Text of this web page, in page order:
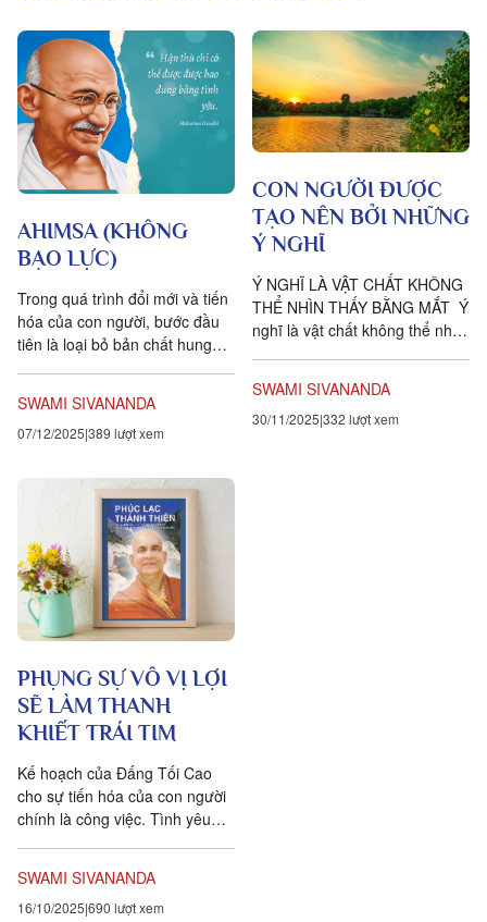
AHIMSA (KHÔNG
BẠO LỰC)
Trong quá trình đổi mới và tiến
hóa của con người, bước đầu
tiên là loại bỏ bản chất hung
SWAMI SIVANANDA
07/12/2025 389 lượt xem
CON NGƯỜI ĐƯỢC
TẠO NÊN BỞI NHỮNG
Ý NGHĨ
Ý NGHĨ LÀ VẬT CHẤT KHÔNG
THỂ NHÌN THẤY BẰNG MẮT Ý
nghĩ là vật chất không thể nhìn
SWAMI SIVANANDA
30/11/2025 332 lượt xem
PHỤNG SỰ VÔ VỊ LỢI
SẼ LÀM THANH
KHIẾT TRÁI TIM
Kế hoạch của Đấng Tối Cao
cho sự tiến hóa của con người
chính là công việc. Tình yêu
SWAMI SIVANANDA
16/10/2025 690 lượt xem